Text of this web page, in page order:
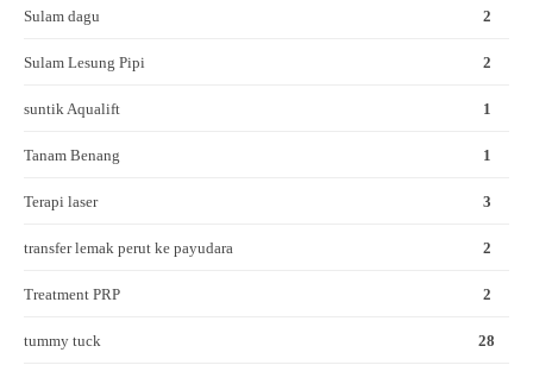
Sulam dagu 2
Sulam Lesung Pipi 2
suntik Aqualift 1
Tanam Benang 1
Terapi laser 3
transfer lemak perut ke payudara 2
Treatment PRP 2
tummy tuck 28